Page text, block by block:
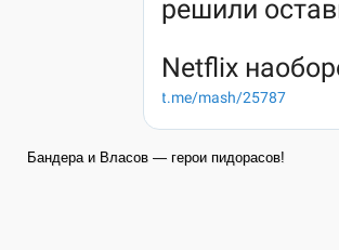
Бандера и Власов — герои пидорасов!